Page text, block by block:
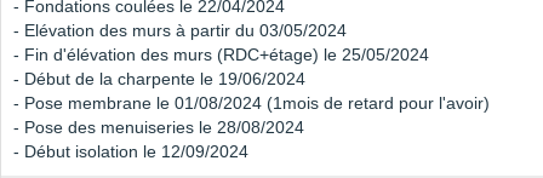
- Fondations coulées le 22/04/2024
- Elévation des murs à partir du 03/05/2024
- Fin d'élévation des murs (RDC+étage) le 25/05/2024
- Début de la charpente le 19/06/2024
- Pose membrane le 01/08/2024 (1mois de retard pour l'avoir)
- Pose des menuiseries le 28/08/2024
- Début isolation le 12/09/2024